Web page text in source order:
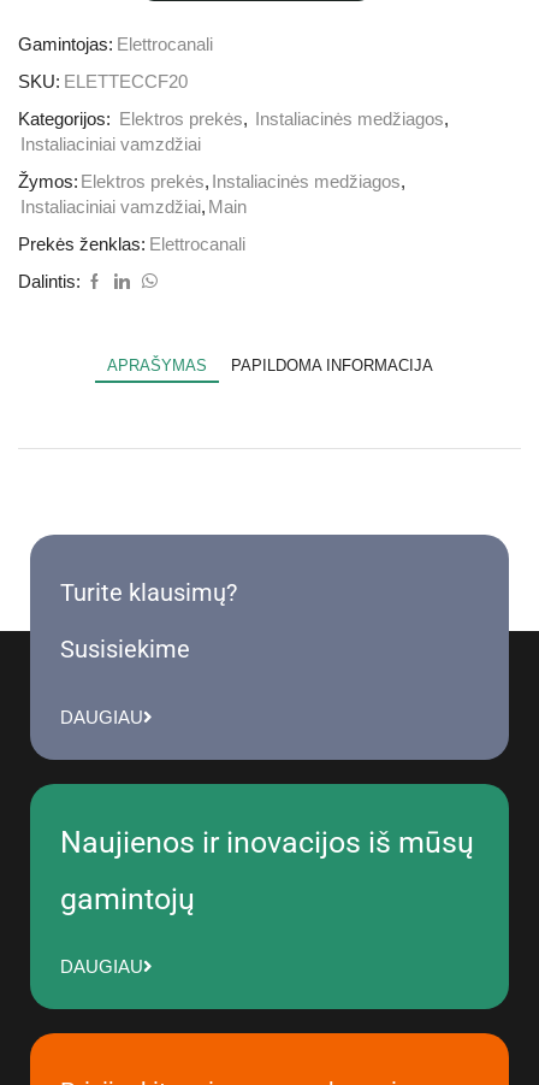
Gamintojas: Elettrocanali
SKU: ELETTECCF20
Kategorijos:
Elektros prekės, Instaliacinės medžiagos,
Instaliaciniai vamzdžiai
Žymos: Elektros prekės, Instaliacinės medžiagos,
Instaliaciniai vamzdžiai, Main
Prekės ženklas: Elettrocanali
Dalintis:
APRAŠYMAS PAPILDOMA INFORMACIJA
Turite klausimų?
Susisiekime
DAUGIAU
Naujienos ir inovacijos iš mūsų
gamintojų
DAUGIAU